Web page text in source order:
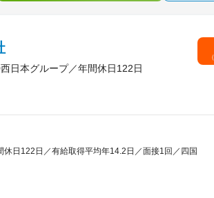
日本グループ／年間休日122日
休日122日／有給取得平均年14.2日／面接1回／四国